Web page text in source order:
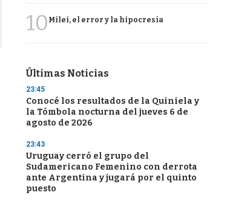
10 Milei, el error y la hipocresía
Últimas Noticias
23:45
Conocé los resultados de la Quiniela y
la Tómbola nocturna del jueves 6 de
agosto de 2026
23:43
Uruguay cerró el grupo del
Sudamericano Femenino con derrota
ante Argentina y jugará por el quinto
puesto